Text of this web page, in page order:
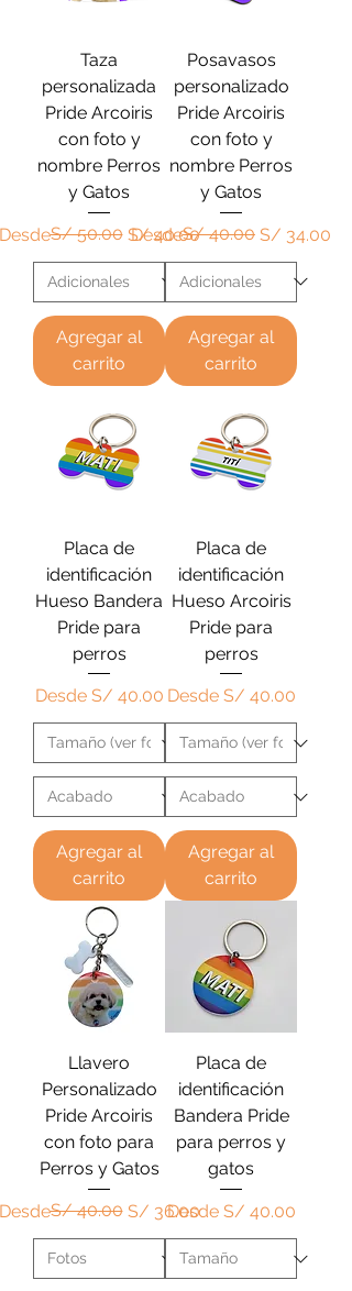
Taza
personalizada
Pride Arcoiris
con foto y
nombre Perros
y Gatos
S/ 50.00 S/ 40.00
de oferta
Agregar al
carrito
Posavasos
personalizado
Pride Arcoiris
con foto y
nombre Perros
y Gatos
Desde
PrecioS/ 40.00 S/ 34.00
Precio de oferta
Agregar al
carrito
Placa de
identificación
Hueso Bandera
Pride para
perros
Desde S/ 40.00
Precio de oferta
Agregar al
carrito
Placa de
identificación
Hueso Arcoiris
Pride para
perros
Desde S/ 40.00
Precio de oferta
Agregar al
carrito
Llavero
Personalizado
Pride Arcoiris
con foto para
Perros y Gatos
S/ 40.00 S/ 36.00
de oferta
Placa de
identificación
Bandera Pride
para perros y
gatos
Desde S/ 40.00
Precio de oferta